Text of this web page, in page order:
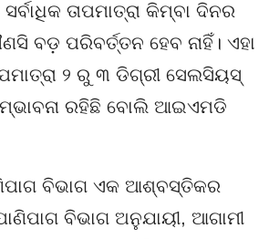
ତାପମାତ୍ରା କିମ୍ବା ଦିନର
ବଡ଼ ପରିବର୍ତ୍ତନ ହେବ ନାହିଁ। ଏହା
୨ ରୁ ୩ ଡିଗ୍ରୀ ସେଲସିୟସ୍
ରହିଛି ବୋଲି ଆଇଏମଡି
ବିଭାଗ ଏକ ଆଶ୍ବସ୍ତିକର
ବିଭାଗ ଅନୁଯାୟୀ, ଆଗାମୀ